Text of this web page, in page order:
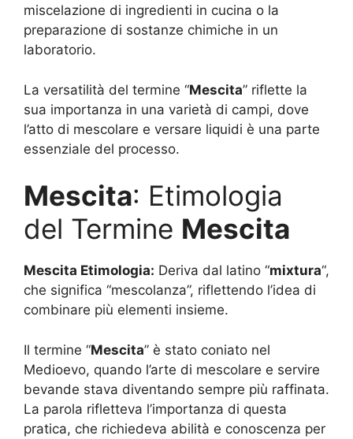
miscelazione di ingredienti in cucina o la
preparazione di sostanze chimiche in un
laboratorio.
La versatilità del termine “Mescita” riflette la
sua importanza in una varietà di campi, dove
l’atto di mescolare e versare liquidi è una parte
essenziale del processo.
Mescita: Etimologia
del Termine Mescita
Mescita Etimologia: Deriva dal latino “mixtura“,
che significa “mescolanza”, riflettendo l’idea di
combinare più elementi insieme.
Il termine “Mescita” è stato coniato nel
Medioevo, quando l’arte di mescolare e servire
bevande stava diventando sempre più raffinata.
La parola rifletteva l’importanza di questa
pratica, che richiedeva abilità e conoscenza per